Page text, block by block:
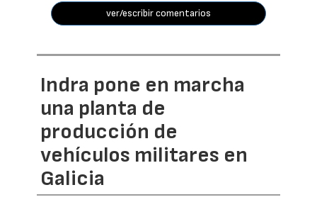
ver/escribir comentarios
Indra pone en marcha
una planta de
producción de
vehículos militares en
Galicia